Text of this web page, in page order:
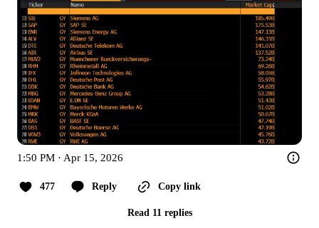
1:50 PM · Apr 15, 2026
477 Reply Copy link
Read 11 replies